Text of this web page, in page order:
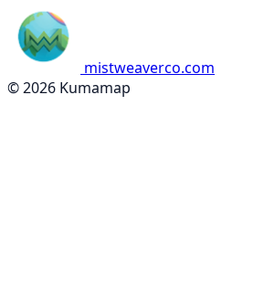
mistweaverco.com
© 2026 Kumamap